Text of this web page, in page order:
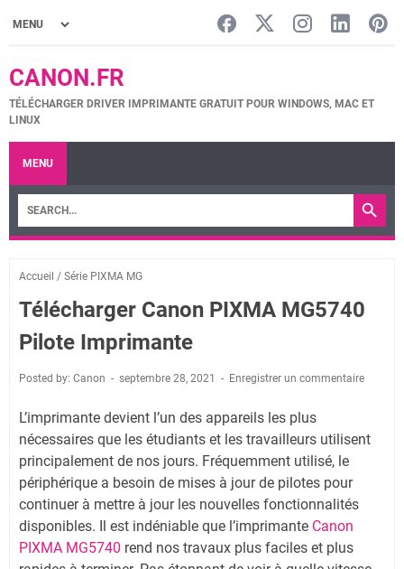
CANON.FR
TÉLÉCHARGER DRIVER IMPRIMANTE GRATUIT POUR WINDOWS, MAC ET
LINUX
MENU
Accueil / Série PIXMA MG
Télécharger Canon PIXMA MG5740
Pilote Imprimante
Posted by: Canon septembre 28, 2021 Enregistrer un commentaire
L’imprimante devient l’un des appareils les plus
nécessaires que les étudiants et les travailleurs utilisent
principalement de nos jours. Fréquemment utilisé, le
périphérique a besoin de mises à jour de pilotes pour
continuer à mettre à jour les nouvelles fonctionnalités
disponibles. Il est indéniable que l’imprimante Canon
PIXMA MG5740 rend nos travaux plus faciles et plus